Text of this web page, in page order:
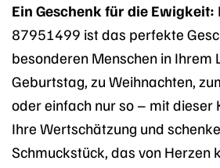
Ein Geschenk für die Ewigkeit:
87951499 ist das perfekte
besonderen Menschen in Ihrem
Geburtstag, zu Weihnachten,
oder einfach nur so – mit dieser
Ihre Wertschätzung und
Schmuckstück, das von Herzen